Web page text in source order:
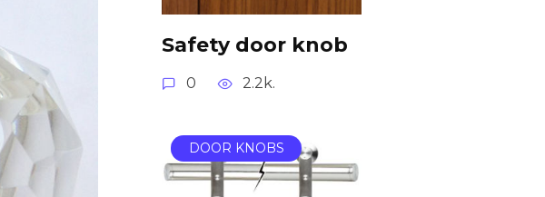
Safety door knob
0 2.2k.
DOOR KNOBS